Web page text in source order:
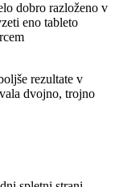
dobro razloženo v
eno tableto
rezultate v
dvojno, trojno